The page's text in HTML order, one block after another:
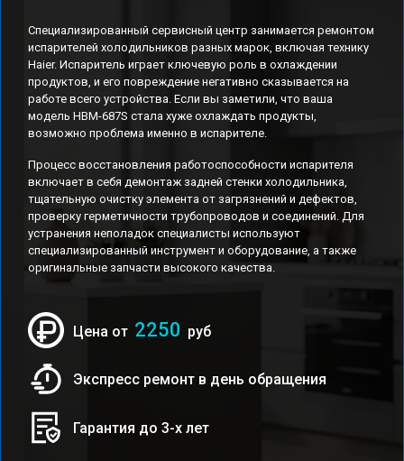
Специализированный сервисный центр занимается ремонтом
испарителей холодильников разных марок, включая технику
Haier. Испаритель играет ключевую роль в охлаждении
продуктов, и его повреждение негативно сказывается на
работе всего устройства. Если вы заметили, что ваша
модель HBM-687S стала хуже охлаждать продукты,
возможно проблема именно в испарителе.
Процесс восстановления работоспособности испарителя
включает в себя демонтаж задней стенки холодильника,
тщательную очистку элемента от загрязнений и дефектов,
проверку герметичности трубопроводов и соединений. Для
устранения неполадок специалисты используют
специализированный инструмент и оборудование, а также
оригинальные запчасти высокого качества.
Цена от 2250 руб
Экспресс ремонт в день обращения
Гарантия до 3-х лет